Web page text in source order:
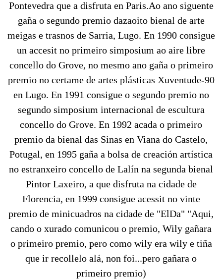
Pontevedra que a disfruta en Paris.Ao ano siguente
gaña o segundo premio dazaoito bienal de arte
meigas e trasnos de Sarria, Lugo. En 1990 consigue
un accesit no primeiro simposium ao aire libre
concello do Grove, no mesmo ano gaña o primeiro
premio no certame de artes plásticas Xuventude-90
en Lugo. En 1991 consigue o segundo premio no
segundo simposium internacional de escultura
concello do Grove. En 1992 acada o primeiro
premio da bienal das Sinas en Viana do Castelo,
Potugal, en 1995 gaña a bolsa de creación artística
no estranxeiro concello de Lalín na segunda bienal
Pintor Laxeiro, a que disfruta na cidade de
Florencia, en 1999 consigue acessit no vinte
premio de minicuadros na cidade de "ElDa" "Aqui,
cando o xurado comunicou o premio, Wily gañara
o primeiro premio, pero como wily era wily e tiña
que ir recollelo alá, non foi...pero gañara o
primeiro premio)